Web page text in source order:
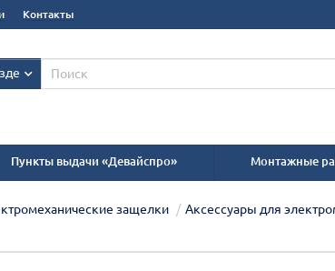
Контакты
Пункты выдачи «Девайспро» Монтажные
защелки Аксессуары для